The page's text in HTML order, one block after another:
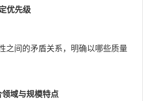
优先级
之间的矛盾关系，明确以哪些质量
域与规模特点